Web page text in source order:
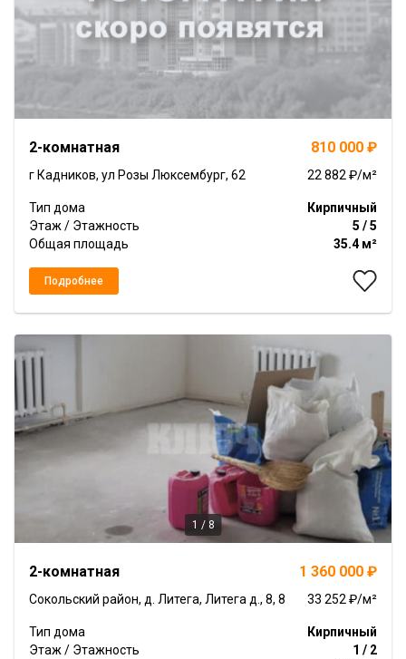
2-комнатная 810 000 ₽
г Кадников, ул Розы Люксембург, 62 22 882 ₽/м²
Тип дома
Кирпичный
Этаж / Этажность
5 / 5
Общая площадь
35.4 м²
Подробнее
1 / 8
2-комнатная 1 360 000 ₽
Сокольский район, д. Литега, Литега д., 8, 8 33 252 ₽/м²
Тип дома
Кирпичный
Этаж / Этажность
1 / 2